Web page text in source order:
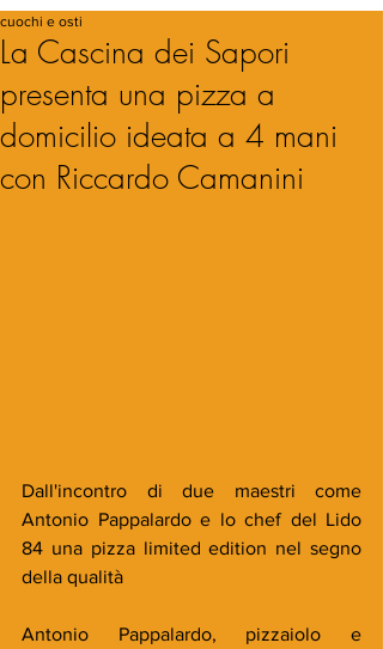
La Cascina dei Sapori
presenta una pizza a
domicilio ideata a 4 mani
con Riccardo Camanini
cuochi e osti
Dall'incontro di due maestri come
Antonio Pappalardo e lo chef del Lido
84 una pizza limited edition nel segno
della qualità
Antonio Pappalardo, pizzaiolo e